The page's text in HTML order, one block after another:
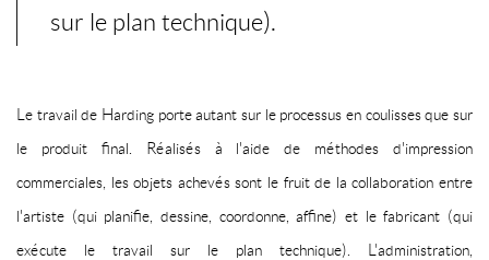
sur le plan technique).
Le travail de Harding porte autant sur le processus en coulisses que sur
le produit final. Réalisés à l'aide de méthodes d'impression
commerciales, les objets achevés sont le fruit de la collaboration entre
l'artiste (qui planifie, dessine, coordonne, affine) et le fabricant (qui
exécute le travail sur le plan technique). L'administration,